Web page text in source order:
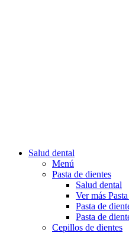
Salud dental
Menú
Pasta de dientes
Salud dental
Ver más
Pasta de
Pasta de
Cepillos de dientes